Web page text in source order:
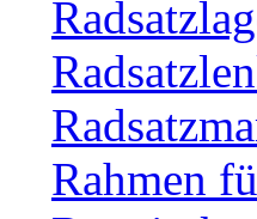
Rahmen